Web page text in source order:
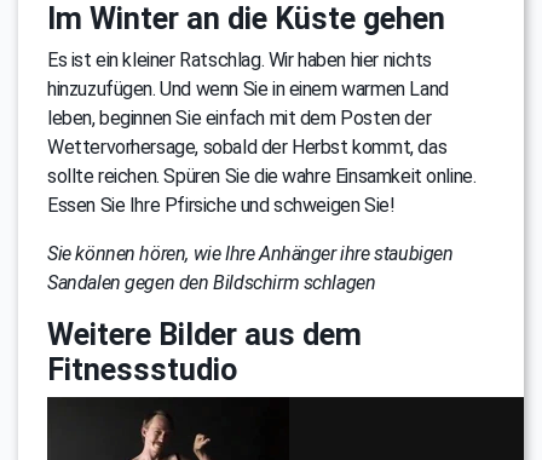
Im Winter an die Küste gehen
Es ist ein kleiner Ratschlag. Wir haben hier nichts
hinzuzufügen. Und wenn Sie in einem warmen Land
leben, beginnen Sie einfach mit dem Posten der
Wettervorhersage, sobald der Herbst kommt, das
sollte reichen. Spüren Sie die wahre Einsamkeit online.
Essen Sie Ihre Pfirsiche und schweigen Sie!
Sie können hören, wie Ihre Anhänger ihre staubigen
Sandalen gegen den Bildschirm schlagen
Weitere Bilder aus dem
Fitnessstudio